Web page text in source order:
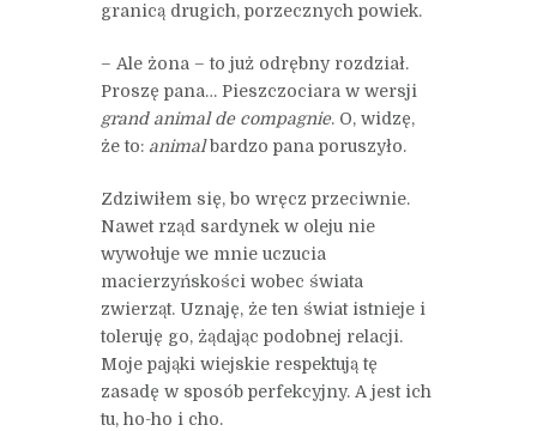
granicą drugich, porzecznych powiek.
– Ale żona – to już odrębny rozdział.
Proszę pana… Pieszczociara w wersji
grand animal de compagnie. O, widzę,
że to: animalbardzo pana poruszyło.
Zdziwiłem się, bo wręcz przeciwnie.
Nawet rząd sardynek w oleju nie
wywołuje we mnie uczucia
macierzyńskości wobec świata
zwierząt. Uznaję, że ten świat istnieje i
toleruję go, żądając podobnej relacji.
Moje pająki wiejskie respektują tę
zasadę w sposób perfekcyjny. A jest ich
tu, ho-ho i cho.